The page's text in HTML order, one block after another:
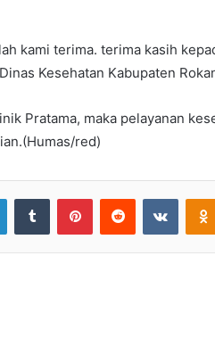
kami terima. terima kasih
Kesehatan Kabupaten
Pratama, maka pelayanan
red)
LinkedInTumblr PinterestReddit